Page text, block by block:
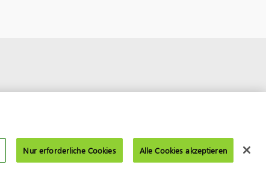
Nur erforderliche Cookies Alle Cookies akzeptieren